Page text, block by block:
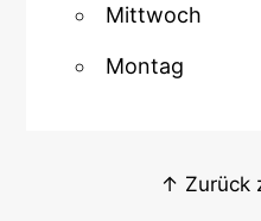
Mittwoch
Montag
↑ Zurück